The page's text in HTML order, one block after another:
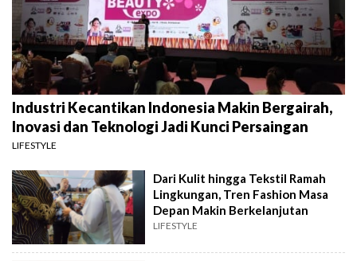
Industri Kecantikan Indonesia Makin Bergairah,
Inovasi dan Teknologi Jadi Kunci Persaingan
LIFESTYLE
Dari Kulit hingga Tekstil Ramah
Lingkungan, Tren Fashion Masa
Depan Makin Berkelanjutan
LIFESTYLE